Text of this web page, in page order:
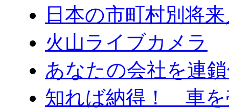
日本の市町村別将
火山ライブカメラ
あなたの会社を連
知れば納得！ 車を